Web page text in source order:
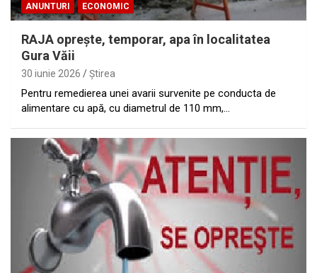
ANUNTURI ECONOMIC
RAJA opreşte, temporar, apa în localitatea
Gura Văii
30 iunie 2026 Ştirea
Pentru remedierea unei avarii survenite pe conducta de
alimentare cu apă, cu diametrul de 110 mm,…